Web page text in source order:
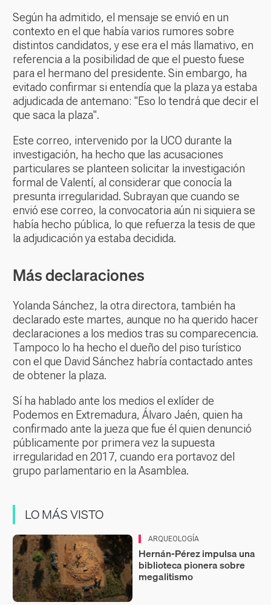
Según ha admitido, el mensaje se envió en un
contexto en el que había varios rumores sobre
distintos candidatos, y ese era el más llamativo, en
referencia a la posibilidad de que el puesto fuese
para el hermano del presidente. Sin embargo, ha
evitado confirmar si entendía que la plaza ya estaba
adjudicada de antemano: "Eso lo tendrá que decir el
que saca la plaza".
Este correo, intervenido por la UCO durante la
investigación, ha hecho que las acusaciones
particulares se planteen solicitar la investigación
formal de Valentí, al considerar que conocía la
presunta irregularidad. Subrayan que cuando se
envió ese correo, la convocatoria aún ni siquiera se
había hecho pública, lo que refuerza la tesis de que
la adjudicación ya estaba decidida.
Más declaraciones
Yolanda Sánchez, la otra directora, también ha
declarado este martes, aunque no ha querido hacer
declaraciones a los medios tras su comparecencia.
Tampoco lo ha hecho el dueño del piso turístico
con el que David Sánchez habría contactado antes
de obtener la plaza.
Sí ha hablado ante los medios el exlíder de
Podemos en Extremadura, Álvaro Jaén, quien ha
confirmado ante la jueza que fue él quien denunció
públicamente por primera vez la supuesta
irregularidad en 2017, cuando era portavoz del
grupo parlamentario en la Asamblea.
LO MÁS VISTO
ARQUEOLOGÍA
Hernán-Pérez impulsa una
biblioteca pionera sobre
megalitismo